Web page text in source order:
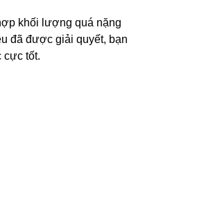
khối lượng quá nặng
đã được giải quyết, bạn
cực tốt.